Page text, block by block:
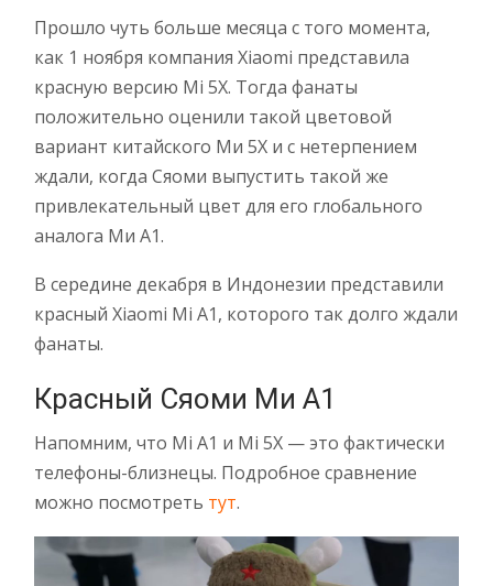
Прошло чуть больше месяца с того момента,
как 1 ноября компания Xiaomi представила
красную версию Mi 5X. Тогда фанаты
положительно оценили такой цветовой
вариант китайского Ми 5Х и с нетерпением
ждали, когда Сяоми выпустить такой же
привлекательный цвет для его глобального
аналога Ми А1.
В середине декабря в Индонезии представили
красный Xiaomi Mi A1, которого так долго ждали
фанаты.
Красный Сяоми Ми А1
Напомним, что Mi A1 и Mi 5X — это фактически
телефоны-близнецы. Подробное сравнение
можно посмотреть тут.